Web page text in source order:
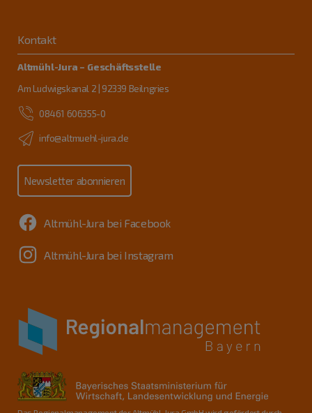
Kontakt
Altmühl-Jura – Geschäftsstelle
Am Ludwigskanal 2 | 92339 Beilngries
08461 606355-0
info@altmuehl-jura.de
Newsletter abonnieren
Altmühl-Jura bei Facebook
Altmühl-Jura bei Instagram